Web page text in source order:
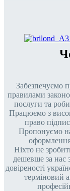
Забезпечуємо
правилами
послуги та
Працюємо з
право
Пропонуємо
оформлення
Ніхто не
дешевше за нас
довіреності
терміновий